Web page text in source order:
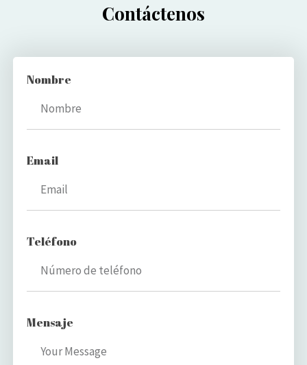
Contáctenos
Nombre
Email
Teléfono
Mensaje